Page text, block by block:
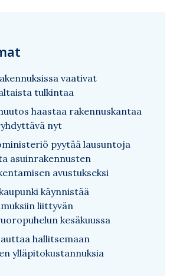
vaativat
tulkintaa
haastaa rakennuskantaa
nyt
pyytää lausuntoja
asuinrakennusten
avustukseksi
käynnistää
liittyvän
kesäkuussa
hallitsemaan
ylläpitokustannuksia